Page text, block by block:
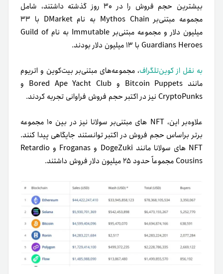
بیشترین حجم فروش را در ۳۰ روز گذشته داشتند، شامل
مجموعه مبتنی‌بر Mythos Chain به نام DMarket با ۳۳
میلیون دلار و مجموعه مبتنی‌بر Immutable به نام Guild of
Guardians Heroes با ۱۳ میلیون دلار بودند.
به نقل از کوین‌تلگراف، مجموعه‌های مبتنی‌بر بیت‌کوین و اتریوم
مانند Bitcoin Puppets و Bored Ape Yacht Club و
CryptoPunks نیز در اکتبر حجم فروش فراوانی تجربه کردند.
علاوه‌بر این، NFT های مبتنی‌بر سولانا نیز در بین ۱۰ مجموعه
برتر براساس حجم فروش در اکتبر توانستند جایگاهی پیدا کنند.
NFT های سولانا مانند DogeZuki و Froganas و Retardio
Cousins مجموعاً حدود ۲۵ میلیون دلار فروش داشتند.